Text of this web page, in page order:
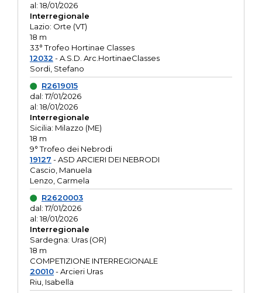
al: 18/01/2026
Interregionale
Lazio: Orte (VT)
18 m
33° Trofeo Hortinae Classes
12032 - A.S.D. Arc.HortinaeClasses
Sordi, Stefano
R2619015
dal: 17/01/2026
al: 18/01/2026
Interregionale
Sicilia: Milazzo (ME)
18 m
9° Trofeo dei Nebrodi
19127 - ASD ARCIERI DEI NEBRODI
Cascio, Manuela
Lenzo, Carmela
R2620003
dal: 17/01/2026
al: 18/01/2026
Interregionale
Sardegna: Uras (OR)
18 m
COMPETIZIONE INTERREGIONALE
20010- Arcieri Uras
Riu, Isabella